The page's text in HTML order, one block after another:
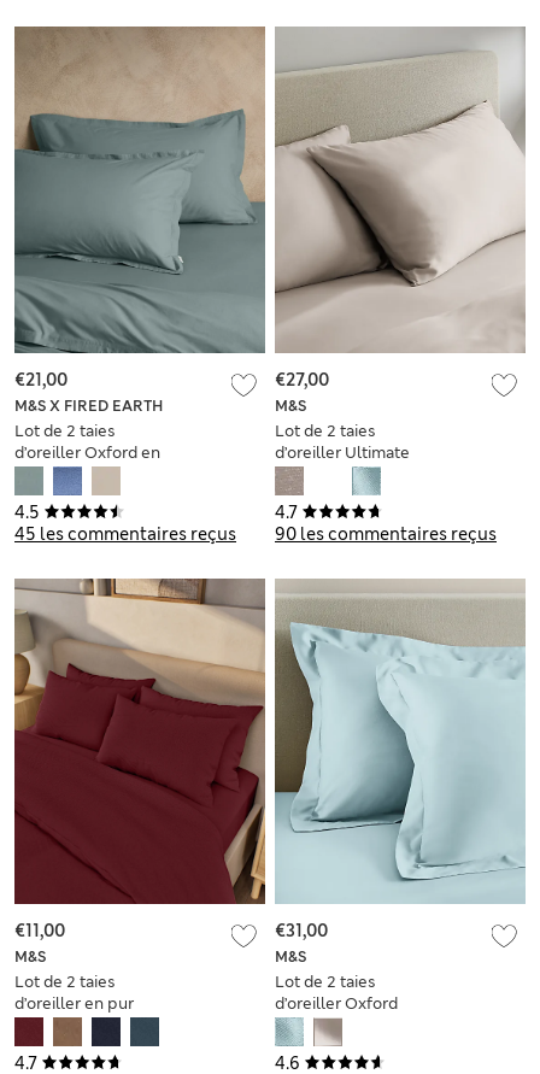
4.5
45 les commentaires reçus
M&S X FIRED EARTH
Lot de 2 taies
d’oreiller Oxford en
coton délavé
€21,00
4.7
90 les commentaires reçus
M&S
Lot de 2 taies
d’oreiller Ultimate
douces & soyeuses
€27,00
4.7
M&S
Lot de 2 taies
d’oreiller en pur
€11,00
4.6
M&S
Lot de 2 taies
d’oreiller Oxford
Ultimate soyeuses &
douces
€31,00